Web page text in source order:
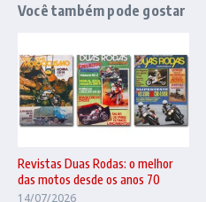
Você também pode gostar
Revistas Duas Rodas: o melhor
das motos desde os anos 70
14/07/2026